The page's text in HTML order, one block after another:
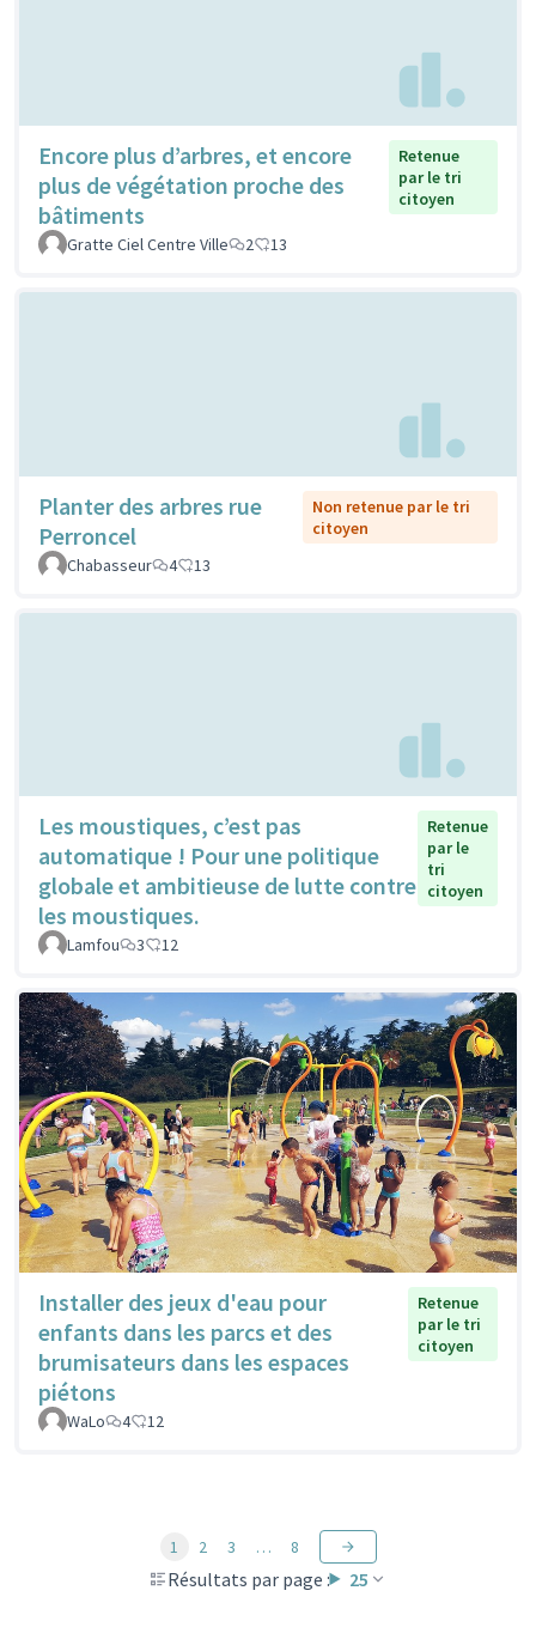
Encore plus d’arbres, et encore
plus de végétation proche des
bâtiments
Retenue
par le tri
citoyen
Gratte Ciel Centre Ville 2 13
Planter des arbres rue
Perroncel
Non retenue par le tri
citoyen
Chabasseur
4 13
Les moustiques, c’est pas
automatique ! Pour une politique
globale et ambitieuse de lutte contre
les moustiques.
Retenue
par le
tri
citoyen
Lamfou 3 12
Installer des jeux d'eau pour
enfants dans les parcs et des
brumisateurs dans les espaces
piétons
Retenue
par le tri
citoyen
WaLo 4 12
Résultats par page : 25
1 2 3 … 8